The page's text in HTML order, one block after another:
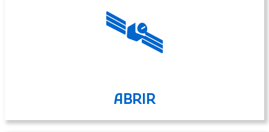
🛰
ABRIR